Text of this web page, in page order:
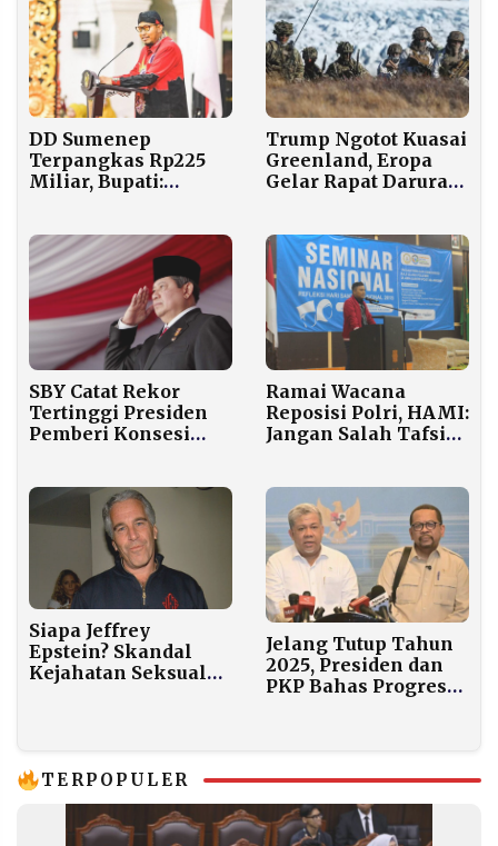
DD Sumenep
Terpangkas Rp225
Miliar, Bupati:
Trump Ngotot Kuasai
Greenland, Eropa
Gelar Rapat Darurat
SBY Catat Rekor
Tertinggi Presiden
Pemberi Konsesi
Mengurus
Lingkungan
Ramai Wacana
Reposisi Polri, HAMI:
Jangan Salah Tafsir
Siapa Jeffrey
Epstein? Skandal
Kejahatan Seksual
Jelang Tutup Tahun
2025, Presiden dan
PKP Bahas Progres
TERPOPULER